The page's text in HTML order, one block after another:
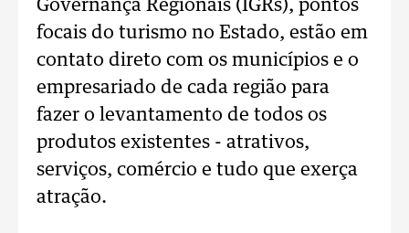
Governança Regionais (IGRs), pontos
focais do turismo no Estado, estão em
contato direto com os municípios e o
empresariado de cada região para
fazer o levantamento de todos os
produtos existentes - atrativos,
serviços, comércio e tudo que exerça
atração.